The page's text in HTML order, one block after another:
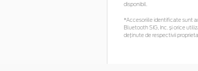
disponibil.
*Accesoriile identificate sunt
Bluetooth SIG, Inc. și orice
deținute de respectivii